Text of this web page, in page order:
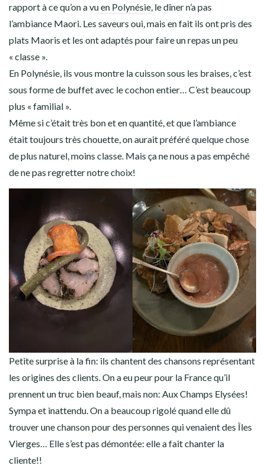
rapport à ce qu’on a vuen Polynésie , le dîner n’a pas
l’ambiance Maori. Les saveurs oui, mais en fait ils ont pris des
plats Maoris et les ont adaptés pour faire un repas un peu
« classe ».
En Polynésie, ils vous montre la cuisson sous les braises, c’est
sous forme de buffet avec le cochon entier… C’est beaucoup
plus « familial ».
Même si c’était très bon et en quantité, et que l’ambiance
était toujours très chouette, on aurait préféré quelque chose
de plus naturel, moins classe. Mais ça ne nous a pas empêché
de ne pas regretter notre choix!
Petite surprise à la fin: ils chantent des chansons représentant
les origines des clients. On a eu peur pour la France qu’il
prennent un truc bien beauf, mais non: Aux Champs Elysées!
Sympa et inattendu. On a beaucoup rigolé quand elle dû
trouver une chanson pour des personnes qui venaient des Îles
Vierges… Elle s’est pas démontée: elle a fait chanter la
cliente!!